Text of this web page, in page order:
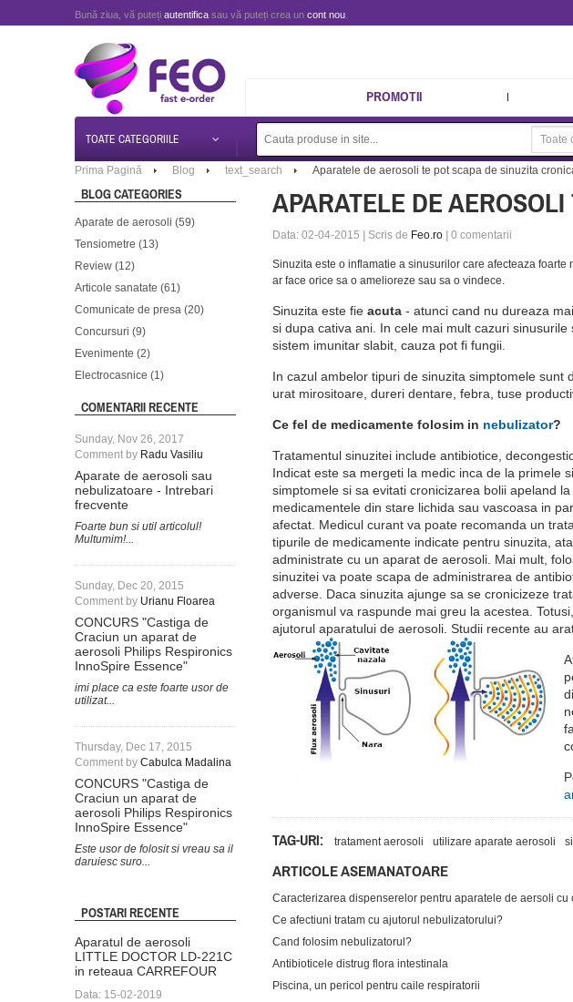
Bună ziua, vă puteți autentifica sau vă puteți crea un cont nou
PROMOTII
TOATE CATEGORIILE
Prima Pagină Blog text_search Aparatele de aerosoli te pot scapa de sinuzita
BLOG CATEGORIES
Aparate de aerosoli (59)
Tensiometre (13)
Review (12)
Articole sanatate (61)
Comunicate de presa (20)
Concursuri (9)
Evenimente (2)
Electrocasnice (1)
COMENTARII RECENTE
Sunday, Nov 26, 2017
Comment by Radu Vasiliu
Aparate de aerosoli sau
nebulizatoare - Intrebari
frecvente
Foarte bun si util articolul!
Multumim!...
Sunday, Dec 20, 2015
Comment by Urianu Floarea
CONCURS "Castiga de
Craciun un aparat de
aerosoli Philips Respironics
InnoSpire Essence"
imi place ca este foarte usor de
utilizat...
Thursday, Dec 17, 2015
Comment by Cabulca Madalina
CONCURS "Castiga de
Craciun un aparat de
aerosoli Philips Respironics
InnoSpire Essence"
Este usor de folosit si vreau sa il
daruiesc suro...
POSTARI RECENTE
Aparatul de aerosoli
LITTLE DOCTOR LD-221C
in reteaua CARREFOUR
Data: 15-02-2019
APARATELE DE
Data: 02-04-2015 Scris de Feo.ro 0 comentarii
Sinuzita este o inflamatie a sinusurilor care afecteaza
ar face orice sa o amelioreze sau sa o vindece.
Sinuzita este fie acuta - atunci cand nu dureaza
si dupa cativa ani. In cele mai mult cazuri
sistem imunitar slabit, cauza pot fi fungii.
In cazul ambelor tipuri de sinuzita simptomele
urat mirositoare, dureri dentare, febra, tuse
Ce fel de medicamente folosim in nebulizator?
Tratamentul sinuzitei include antibiotice,
Indicat este sa mergeti la medic inca de la primele
simptomele si sa evitati cronicizarea bolii apeland
medicamentele din stare lichida sau vascoasa in
afectat. Medicul curant va poate recomanda un
tipurile de medicamente indicate pentru sinuzita,
administrate cu un aparat de aerosoli. Mai mult,
sinuzitei va poate scapa de administrarea de
adverse. Daca sinuzita ajunge sa se cronicizeze
organismul va raspunde mai greu la acestea.
ajutorul aparatului de aerosoli. Studii recente au
TAG-URI: tratament aerosoli utilizare aparate aerosoli
ARTICOLE ASEMANATOARE
Caracterizarea dispenserelor pentru aparatele de aersoli cu
Ce afectiuni tratam cu ajutorul nebulizatorului?
Cand folosim nebulizatorul?
Antibioticele distrug flora intestinala
Piscina, un pericol pentru caile respiratorii